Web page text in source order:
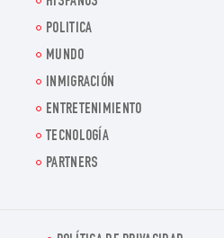
POLITICA
MUNDO
INMIGRACIÓN
ENTRETENIMIENTO
TECNOLOGÍA
PARTNERS